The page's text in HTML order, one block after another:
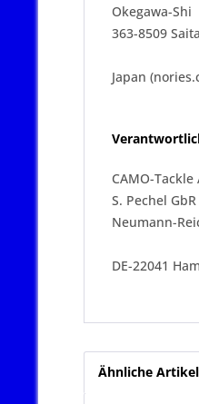
Okegawa-Shi
363-8509
Japan
CAMO-
S. Pechel GbR
Neumann-
DE-22041
Ähnliche Artikel